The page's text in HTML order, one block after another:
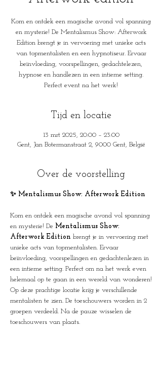
Kom en ontdek een magische avond vol spanning
en mysterie! De Mentalismus Show: Afterwork
Edition brengt je in vervoering met unieke acts
van topmentalisten en een hypnotiseur. Ervaar
beïnvloeding, voorspellingen, gedachtelezen,
hypnose en handlezen in een intieme setting.
Perfect event na het werk!
Tijd en locatie
13 mrt 2025, 20:00 – 23:00
Gent, Jan Botermanstraat 2, 9000 Gent, België
Over de voorstelling
✨ Mentalismus Show: Afterwork Edition
Kom en ontdek een magische avond vol spanning
en mysterie! De Mentalismus Show:
Afterwork Edition brengt je in vervoering met
unieke acts van topmentalisten. Ervaar
beïnvloeding, voorspellingen en gedachtenlezen in
een intieme setting. Perfect om na het werk even
helemaal op te gaan in een wereld van wonderen!
Op deze prachtige locatie krijg je verschillende
mentalisten te zien. De toeschouwers worden in 2
groepen verdeeld. Na de pauze wisselen de
toeschouwers van plaats.